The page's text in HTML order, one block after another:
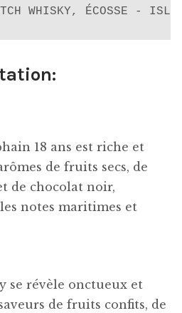
WHISKY, ÉCOSSE -
18 ans est riche et
de fruits secs, de
de chocolat noir,
notes maritimes et
se révèle onctueux et
de fruits confits, de